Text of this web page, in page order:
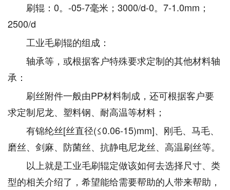
刷辊：0。-05-7毫米；3000/d-0。7-1.0mm；
2500/d
工业毛刷辊的组成：
轴承等，或根据客户特殊要求定制的其他材料轴
承：
刷丝附件一般由PP材料制成，还可根据客户要
求定制尼龙、塑料钢、耐高温等材料；
有锦纶丝[丝直径(≤0.06-15)mm]、刚毛、马毛、
磨丝、剑麻、防菌丝、抗静电尼龙丝、高温刷丝等。
以上就是工业毛刷辊定做该如何去选择尺寸、类
型的相关介绍了，希望能给需要帮助的人带来帮助，